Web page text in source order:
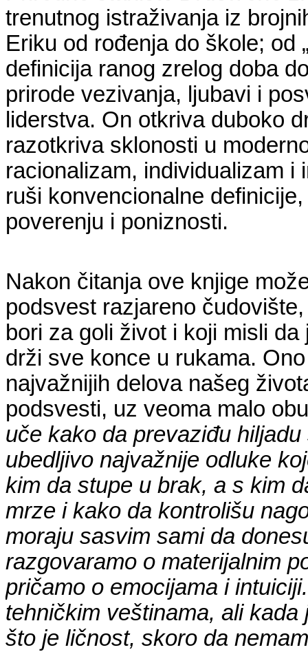
trenutnog istraživanja iz
Eriku od rođenja do škole; od
definicija ranog zrelog doba
prirode vezivanja, ljubavi i
liderstva. On otkriva duboko
razotkriva sklonosti u
racionalizam, individualizam i
ruši konvencionalne
poverenju i poniznosti.
Nakon čitanja ove knjige
podsvest razjareno
bori za goli život i koji misli
drži sve konce u rukama.
najvažnijih delova našeg
podsvesti, uz veoma malo
uče kako da prevaziđu
ubedljivo najvažnije odluke
kim da stupe u brak, a s kim
mrze i kako da kontrolišu
moraju sasvim sami da
razgovaramo o materijalnim
pričamo o emocijama i
tehničkim veštinama, ali
što je ličnost, skoro da